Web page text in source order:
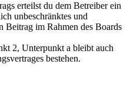
erteilst du dem Betreiber ein
unbeschränktes und
Beitrag im Rahmen des Boards
2, Unterpunkt a bleibt auch
bestehen.